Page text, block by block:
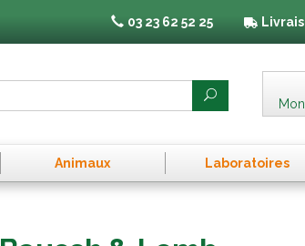
03 23 62 52 25
Animaux Laboratoires